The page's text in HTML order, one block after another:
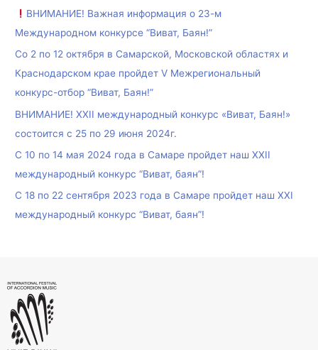
ВНИМАНИЕ! Важная информация о 23-м
Международном конкурсе “Виват, Баян!”
Со 2 по 12 октября в Самарской, Московской областях и
Краснодарском крае пройдет V Межрегиональный
конкурс-отбор “Виват, Баян!”
ВНИМАНИЕ! XXII международный конкурс «Виват, Баян!»
состоится с 25 по 29 июня 2024г.
С 10 по 14 мая 2024 года в Самаре пройдет наш XXII
международный конкурс “Виват, баян”!
С 18 по 22 сентября 2023 года в Самаре пройдет наш XXI
международный конкурс “Виват, баян”!